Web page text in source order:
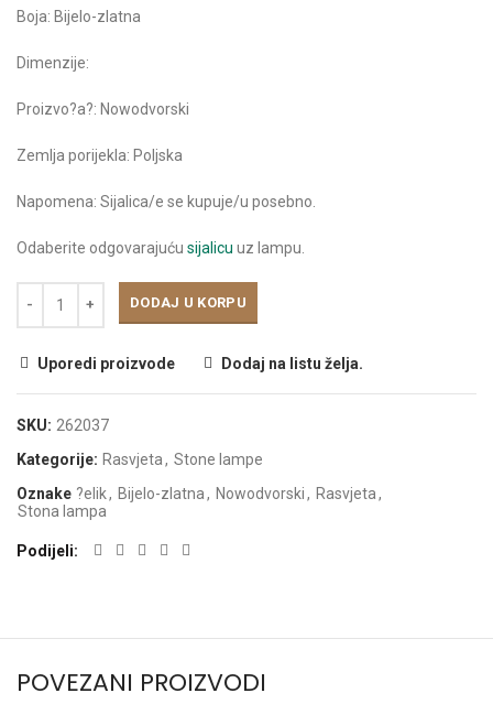
Boja: Bijelo-zlatna
Dimenzije:
Proizvo?a?: Nowodvorski
Zemlja porijekla: Poljska
Napomena: Sijalica/e se kupuje/u posebno.
Odaberite odgovarajuću sijalicu uz lampu.
DODAJ U KORPU
Uporedi proizvode Dodaj na listu želja.
SKU: 262037
Kategorije: Rasvjeta, Stone lampe
Oznake ?elik, Bijelo-zlatna, Nowodvorski, Rasvjeta,
Stona lampa
Podijeli
POVEZANI PROIZVODI